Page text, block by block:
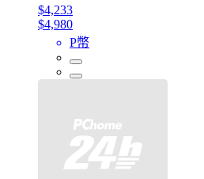
$4,233
$4,980
P幣